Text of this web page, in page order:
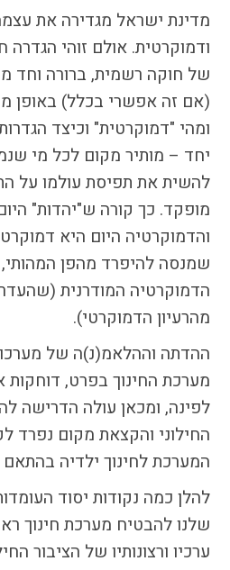
התמודדות עם הדתה
מהי הדתה? ומהי
חילוניות?
כיצד למנוע הדתה?
זיהיתי הדתה, מה
עושים?
המדריך להורה החילוני
המדריך למורה: תרבות
יהודית-ישראלית
כל הכתבות
הרשמה לעדכונים
הבחירות לרשויות
המקומיות
הכשרת הורים
לאקטיביזם בחינוך
התארגנויות הורים –
משמר הורים וקהילות
חינוך חילוניות יישוביות
מדינת ישראל מגדירה את
ודמוקרטית. אולם זוהי
של חוקה רשמית, ברורה וחד
(אם זה אפשרי בכלל) באופן
ומהי "דמוקרטית" וכיצד
יחד – מותיר מקום לכל מי
להשית את תפיסת עולמו על
מופקד. כך קורה ש"יהדות"
והדמוקרטיה היום היא
שמנסה להיפרד מהפן
הדמוקרטיה המודרנית
מהרעיון הדמוקרטי).
ההדתה וההלאמ(נ)ה של
מערכת החינוך בפרט, דוחקות
לפינה, ומכאן עולה הדרישה
החילוני והקצאת מקום נפרד
המערכת לחינוך ילדיה בהתאם
להלן כמה נקודות יסוד
שלנו להבטיח מערכת חינוך
ערכיו ורצונותיו של הציבור